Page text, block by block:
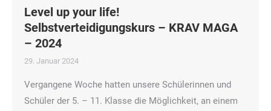
Level up your life!
Selbstverteidigungskurs – KRAV MAGA
– 2024
29. Januar 2024
Vergangene Woche hatten unsere Schülerinnen und
Schüler der 5. – 11. Klasse die Möglichkeit, an einem